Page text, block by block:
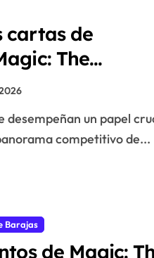
cartas de
The
en los
de los
en el meta
competitivo de...
Barajas
de Magic: